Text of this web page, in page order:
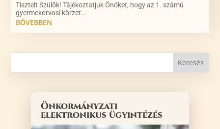
Tisztelt Szülők! Tájékoztatjuk Önöket, hogy az 1. számú
gyermekorvosi körzet...
BŐVEBBEN
Önkormányzati
elektronikus ügyintézés